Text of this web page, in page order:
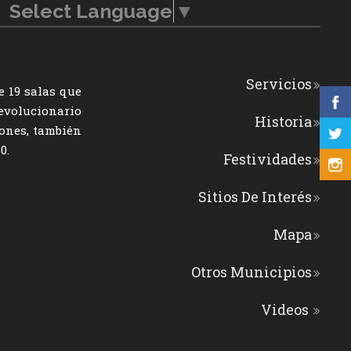
Select Language ▼
19 salas que
también
Servicios
Historia
Festividades
Sitios De Interés
Mapa
Otros Municipios
Videos